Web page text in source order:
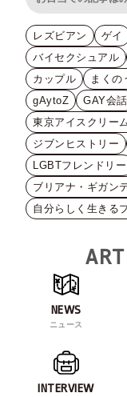
レズビアン ゲイ
バイセクシュアル
カップル
まくの
gAytoZ
GAY会話
東京アイスクリー
ジブンヒストリー
LGBTフレンドリー
ブリアナ・ギガン
自分らしく生きる
NEWS
ニュース
INTERVIEW